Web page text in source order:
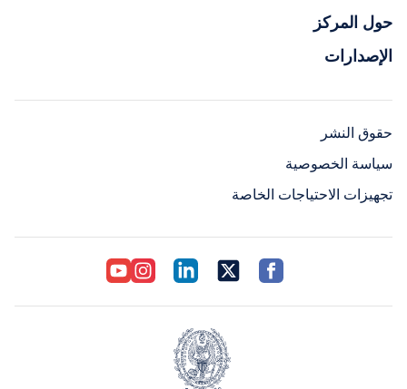
حول المركز
الإصدارات
حقوق النشر
سياسة الخصوصية
تجهيزات الاحتياجات الخاصة